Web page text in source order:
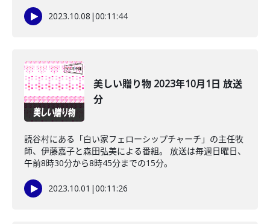
2023.10.08 |00:11:44
美しい贈り物 2023年10月1日 放送
分
読谷村にある「白い家フェローシップチャーチ」の主任牧
師、伊藤嘉子と森田弘美による番組。 放送は毎週日曜日、
午前8時30分から8時45分までの15分。
2023.10.01 |00:11:26